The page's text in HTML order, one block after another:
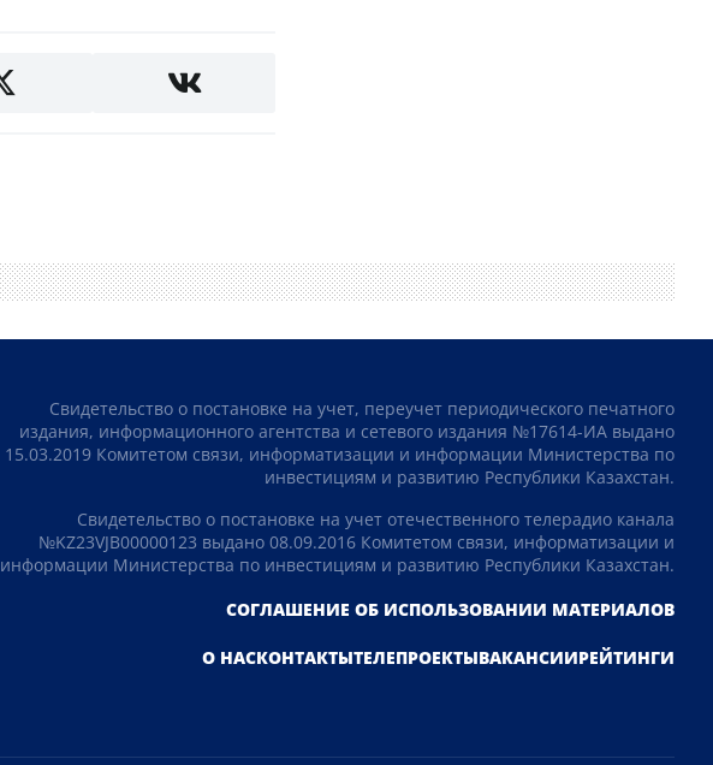
Свидетельство о постановке на учет, переучет периодического печатного
издания, информационного агентства и сетевого издания №17614-ИА выдано
15.03.2019 Комитетом связи, информатизации и информации Министерства по
инвестициям и развитию Республики Казахстан.
Свидетельство о постановке на учет отечественного телерадио канала
№KZ23VJB00000123 выдано 08.09.2016 Комитетом связи, информатизации и
информации Министерства по инвестициям и развитию Республики Казахстан.
СОГЛАШЕНИЕ ОБ ИСПОЛЬЗОВАНИИ МАТЕРИАЛОВ
О НАСКОНТАКТЫТЕЛЕПРОЕКТЫВАКАНСИИРЕЙТИНГИ